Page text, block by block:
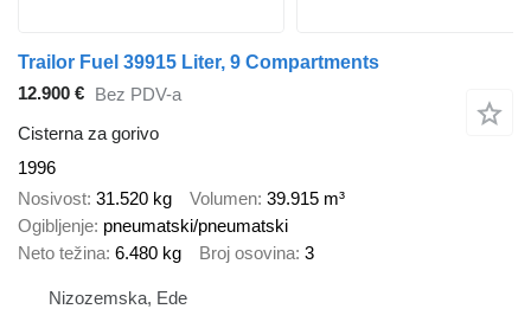
Trailor Fuel 39915 Liter, 9 Compartments
12.900 € Bez PDV-a
Cisterna za gorivo
1996
Nosivost 31.520 kg Volumen 39.915 m³
Ogibljenje pneumatski/pneumatski
Neto težina 6.480 kg Broj osovina 3
Nizozemska, Ede